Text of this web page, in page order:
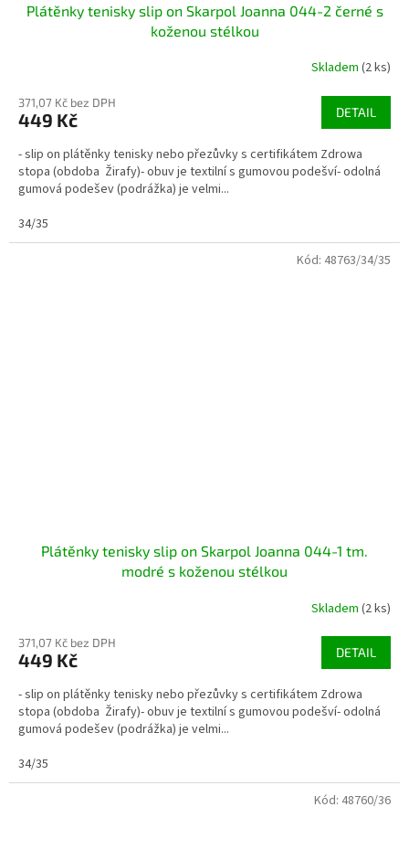
Plátěnky tenisky slip on Skarpol Joanna 044-2 černé s
koženou stélkou
Skladem (2 ks)
371,07 Kč bez DPH
449 Kč DETAIL
- slip on plátěnky tenisky nebo přezůvky s certifikátem Zdrowa
stopa (obdoba Žirafy)- obuv je textilní s gumovou podešví- odolná
gumová podešev (podrážka) je velmi...
34/35
Plátěnky tenisky slip on Skarpol Joanna 044-1 tm.
modré s koženou stélkou
Skladem (2 ks)
371,07 Kč bez DPH
449 Kč DETAIL
- slip on plátěnky tenisky nebo přezůvky s certifikátem Zdrowa
stopa (obdoba Žirafy)- obuv je textilní s gumovou podešví- odolná
gumová podešev (podrážka) je velmi...
34/35
Kód: 48763/34/35
Kód: 48760/36